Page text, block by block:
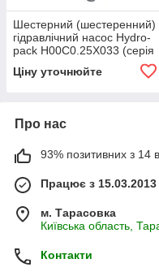
Шестерний (шестеренний)
гідравлічний насос Hydro-
pack H00C0.25X033 (серія
Ціну уточнюйте
Про нас
93% позитивних з 14
Працює з 15.03.2013
м. Тарасовка
Київська область,
Контакти